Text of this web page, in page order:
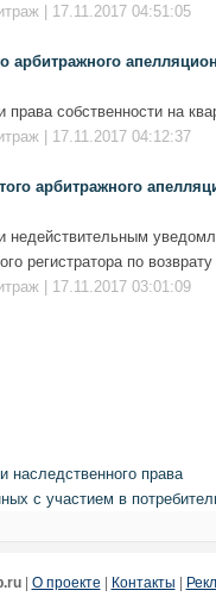
| 17.11.2017 04:51:05
арбитражного
собственности на
| 17.11.2017 04:12:37
арбитражного
недействительным
регистратора по
| 17.11.2017 03:01:09
наследственного права
с участием в
| О проекте Контакты